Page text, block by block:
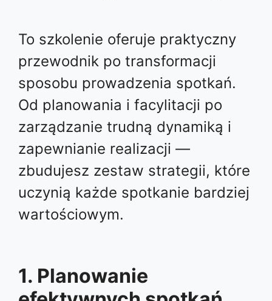
To szkolenie oferuje praktyczny
przewodnik po transformacji
sposobu prowadzenia spotkań.
Od planowania i facylitacji po
zarządzanie trudną dynamiką i
zapewnianie realizacji —
zbudujesz zestaw strategii, które
uczynią każde spotkanie bardziej
wartościowym.
1. Planowanie